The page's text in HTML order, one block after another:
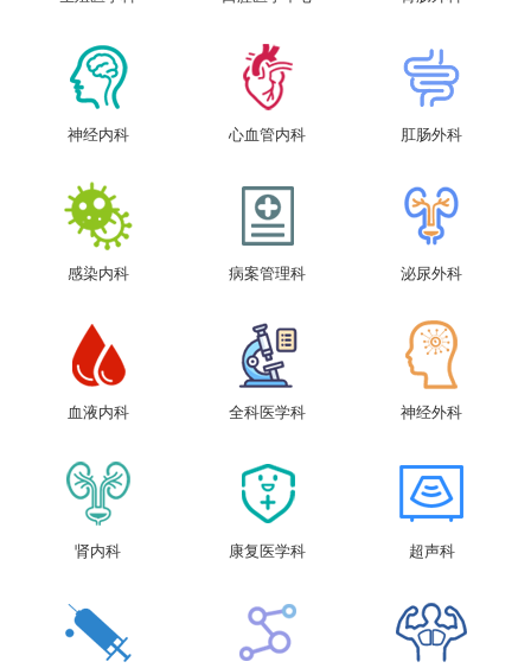
神经内科 心血管内科 肛肠外科
感染内科 病案管理科 泌尿外科
血液内科 全科医学科 神经外科
肾内科 康复医学科 超声科